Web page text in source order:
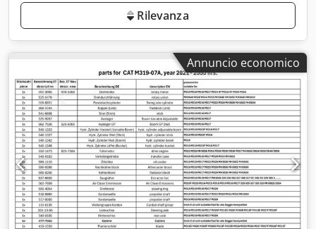
Rilevanza
Annuncio economico